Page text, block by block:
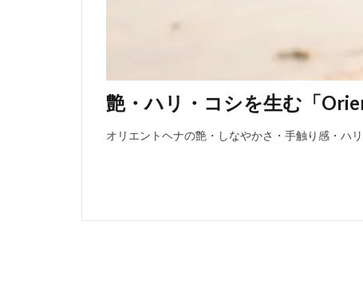
艶・ハリ・コシを生む「
オリエントヘナの艶・しなやかさ・手触り感・ハ